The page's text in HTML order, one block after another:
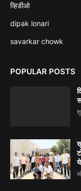
व्हिडीओ
dipak lonari
savarkar chowk
POPULAR POSTS